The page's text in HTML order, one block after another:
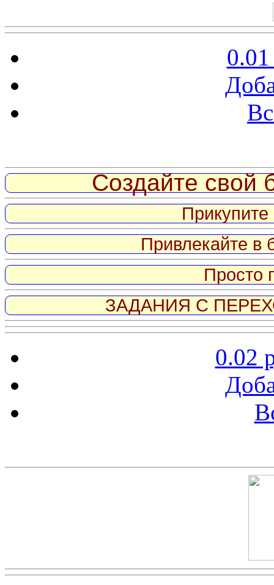
Создайте свой
Привлекайте в
Просто
ЗАДАНИЯ С
0.02